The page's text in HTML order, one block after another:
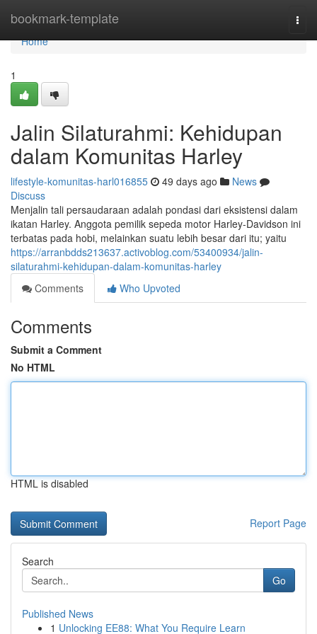
bookmark-template
Home
Home
1
Jalin Silaturahmi: Kehidupan
dalam Komunitas Harley
lifestyle-komunitas-harl016855 49 days ago
News
Discuss
Menjalin tali persaudaraan adalah pondasi dari eksistensi dalam
ikatan Harley. Anggota pemilik sepeda motor Harley-Davidson ini
terbatas pada hobi, melainkan suatu lebih besar dari itu; yaitu
https://arranbdds213637.activoblog.com/53400934/jalin-
silaturahmi-kehidupan-dalam-komunitas-harley
Comments
Who Upvoted
Comments
Submit a Comment
No HTML
HTML is disabled
Report Page
Search
Go
Published News
1 Unlocking EE88: What You Require Learn